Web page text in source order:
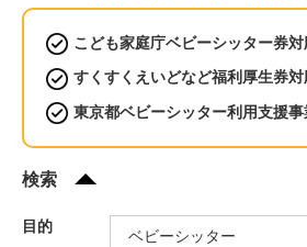
ビスもございます。
こども家庭庁ベビーシッター券対
すくすくえいどなど福利厚生券対
東京都ベビーシッター利用支援
検索
目的